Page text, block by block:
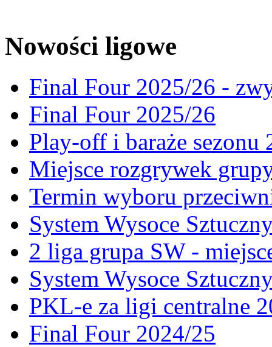
Nowości ligowe
Final Four 2025/26 -
Final Four 2025/26
Play-off i baraże sezonu
Miejsce rozgrywek
Termin wyboru
System Wysoce
2 liga grupa SW -
System Wysoce
PKL-e za ligi centralne
Final Four 2024/25